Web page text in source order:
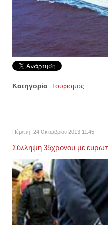
Κατηγορία Τουρισμός
Πέμπτη, 24 Οκτωβρίου 2013 11:45
Σύλληψη 35χρονου με